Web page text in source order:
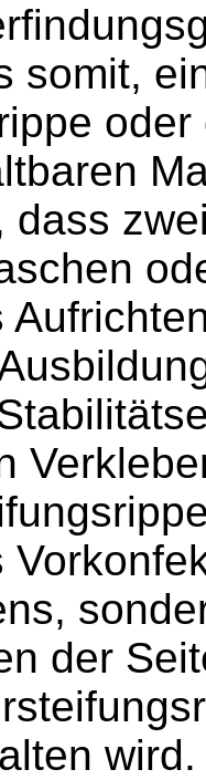
somit,
dass
der
wird.